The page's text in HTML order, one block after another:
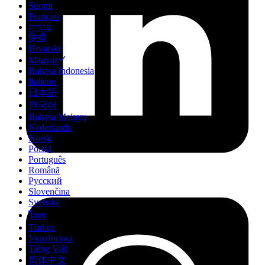
Suomi
Français
עברית
हिन्दी
Hrvatski
Magyar
Bahasa Indonesia
Italiano
日本語
한국어
Bahasa Melayu
Nederlands
Norsk
Polski
Português
Română
Русский
Slovenčina
Svenska
ไทย
Türkçe
Українська
Tiếng Việt
简体中文